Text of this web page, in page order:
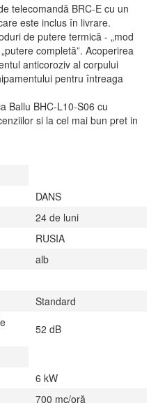
telecomandă BRC-E cu un
este inclus în livrare.
de putere termică - „mod
completă”. Acoperirea
anticoroziv al corpului
pentru întreaga
Ballu BHC-L10-S06 cu
si la cel mai bun pret in
DANS
24 de luni
RUSIA
alb
Standard
52 dB
6 kW
700 mc/oră